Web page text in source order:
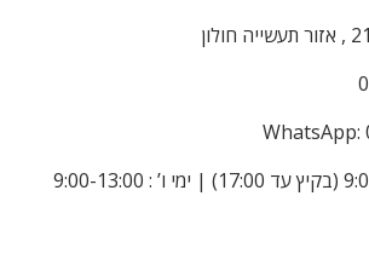
WhatsApp: